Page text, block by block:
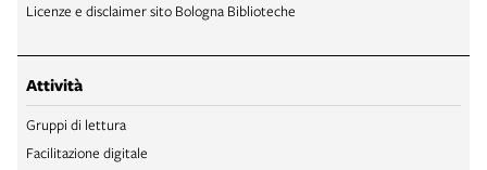
Licenze e disclaimer sito Bologna Biblioteche
Attività
Gruppi di lettura
Facilitazione digitale